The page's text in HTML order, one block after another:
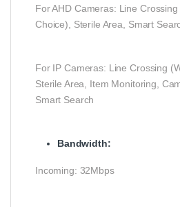
For AHD Cameras: Line
Choice), Sterile Area, Smart
For IP Cameras: Line Crossing
Sterile Area, Item Monitoring,
Smart Search
Bandwidth:
Incoming: 32Mbps